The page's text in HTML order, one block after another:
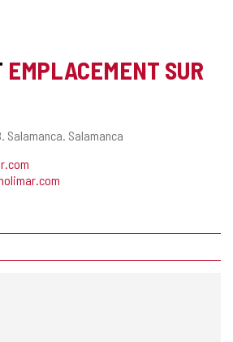
EMPLACEMENT SUR
Salamanca. Salamanca